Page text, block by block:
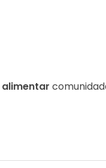
alimentar